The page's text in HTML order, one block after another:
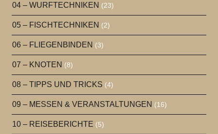
04 – WURFTECHNIKEN (23)
05 – FISCHTECHNIKEN (2)
06 – FLIEGENBINDEN (3)
07 – KNOTEN (8)
08 – TIPPS UND TRICKS (4)
09 – MESSEN & VERANSTALTUNGEN (16)
10 – REISEBERICHTE (5)